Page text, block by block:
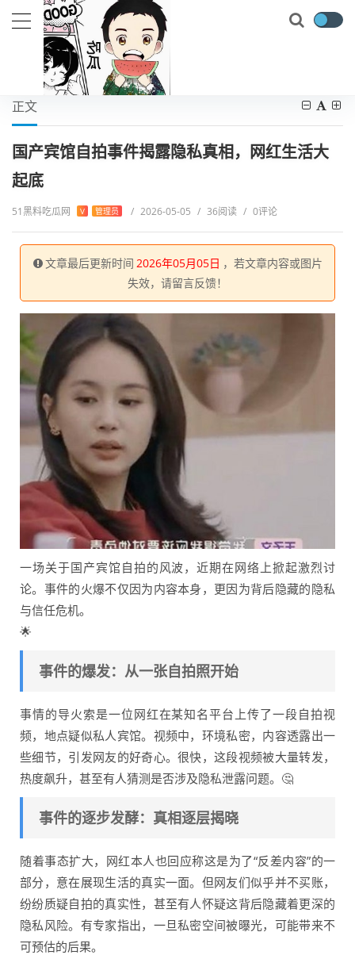
当前位置： 首页 吃瓜大赛
正文
国产宾馆自拍事件揭露隐私真相，网红生活大
起底
51黑料吃瓜网 V 管理员 / 2026-05-05 / 36阅读 / 0评论
文章最后更新时间 2026年05月05日 ，若文章内容或图片
失效，请留言反馈！
一场关于国产宾馆自拍的风波，近期在网络上掀起激烈讨
论。事件的火爆不仅因为内容本身，更因为背后隐藏的隐私
与信任危机。
🌟
事件的爆发：从一张自拍照开始
事情的导火索是一位网红在某知名平台上传了一段自拍视
频，地点疑似私人宾馆。视频中，环境私密，内容透露出一
些细节，引发网友的好奇心。很快，这段视频被大量转发，
热度飙升，甚至有人猜测是否涉及隐私泄露问题。🤔
事件的逐步发酵：真相逐层揭晓
随着事态扩大，网红本人也回应称这是为了“反差内容”的一
部分，意在展现生活的真实一面。但网友们似乎并不买账，
纷纷质疑自拍的真实性，甚至有人怀疑这背后隐藏着更深的
隐私风险。有专家指出，一旦私密空间被曝光，可能带来不
可预估的后果。